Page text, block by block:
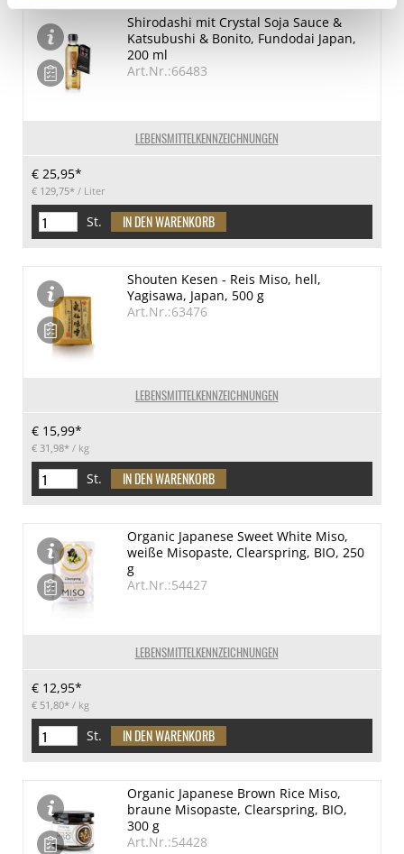
LEBENSMITTELKENNZEICHNUNGEN
Shirodashi mit Crystal Soja Sauce &
Katsubushi & Bonito, Fundodai Japan,
200 ml
Art.Nr.:66483
€ 25,95*
€ 129,75* / Liter
St.
LEBENSMITTELKENNZEICHNUNGEN
Shouten Kesen - Reis Miso, hell,
Yagisawa, Japan, 500 g
Art.Nr.:63476
€ 15,99*
€ 31,98* / kg
St.
LEBENSMITTELKENNZEICHNUNGEN
Organic Japanese Sweet White Miso,
weiße Misopaste, Clearspring, BIO, 250
g
Art.Nr.:54427
€ 12,95*
€ 51,80* / kg
St.
Organic Japanese Brown Rice Miso,
braune Misopaste, Clearspring, BIO,
300 g
Art.Nr.:54428